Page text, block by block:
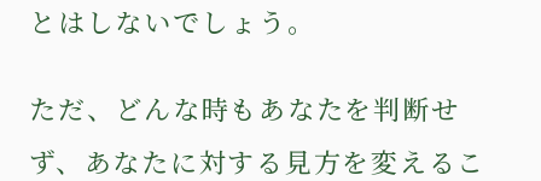
とはしないでしょう。
ただ、どんな時もあなたを判断せ
ず、あなたに対する見方を変えるこ